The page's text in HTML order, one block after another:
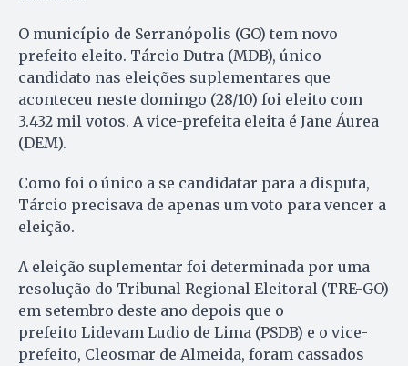
O município de Serranópolis (GO) tem novo
prefeito eleito. Tárcio Dutra (MDB), único
candidato nas eleições suplementares que
aconteceu neste domingo (28/10) foi eleito com
3.432 mil votos. A vice-prefeita eleita é Jane Áurea
(DEM).
Como foi o único a se candidatar para a disputa,
Tárcio precisava de apenas um voto para vencer a
eleição.
A eleição suplementar foi determinada por uma
resolução do Tribunal Regional Eleitoral (TRE-GO)
em setembro deste ano depois que o
prefeito Lidevam Ludio de Lima (PSDB) e o vice-
prefeito, Cleosmar de Almeida, foram cassados